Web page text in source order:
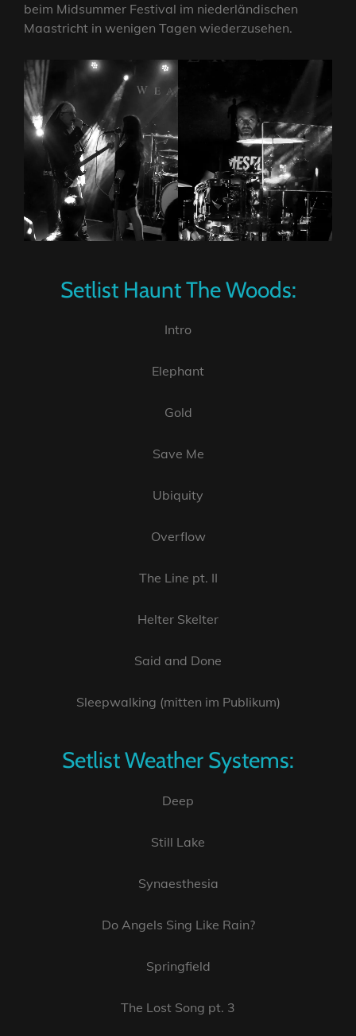
beim Midsummer Festival im niederländischen
Maastricht in wenigen Tagen wiederzusehen.
Setlist Haunt The Woods:
Intro
Elephant
Gold
Save Me
Ubiquity
Overflow
The Line pt. II
Helter Skelter
Said and Done
Sleepwalking (mitten im Publikum)
Setlist Weather Systems:
Deep
Still Lake
Synaesthesia
Do Angels Sing Like Rain?
Springfield
The Lost Song pt. 3